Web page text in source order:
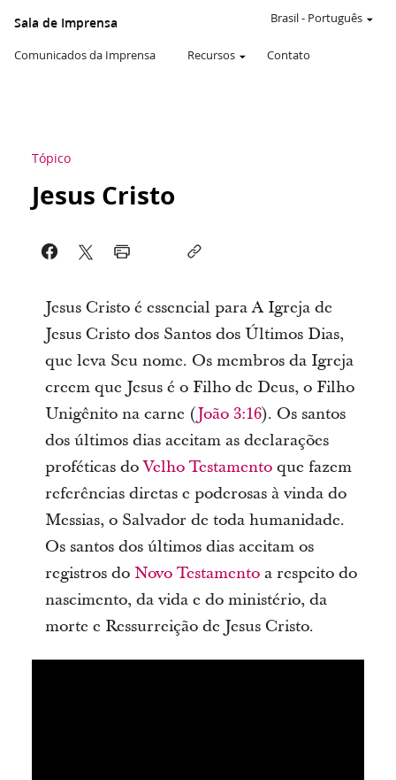
Sala de Imprensa
Comunicados da Imprensa Recursos Contato
Brasil- Português
Tópico
Jesus Cristo
Jesus Cristo é essencial para A Igreja de
Jesus Cristo dos Santos dos Últimos Dias,
que leva Seu nome. Os membros da Igreja
creem que Jesus é o Filho de Deus, o Filho
Unigênito na carne (João 3:16). Os santos
dos últimos dias aceitam as declarações
proféticas doVelho Testamentoque fazem
referências diretas e poderosas à vinda do
Messias, o Salvador de toda humanidade.
Os santos dos últimos dias aceitam os
registros do Novo Testamentoa respeito do
nascimento, da vida e do ministério, da
morte e Ressurreição de Jesus Cristo.